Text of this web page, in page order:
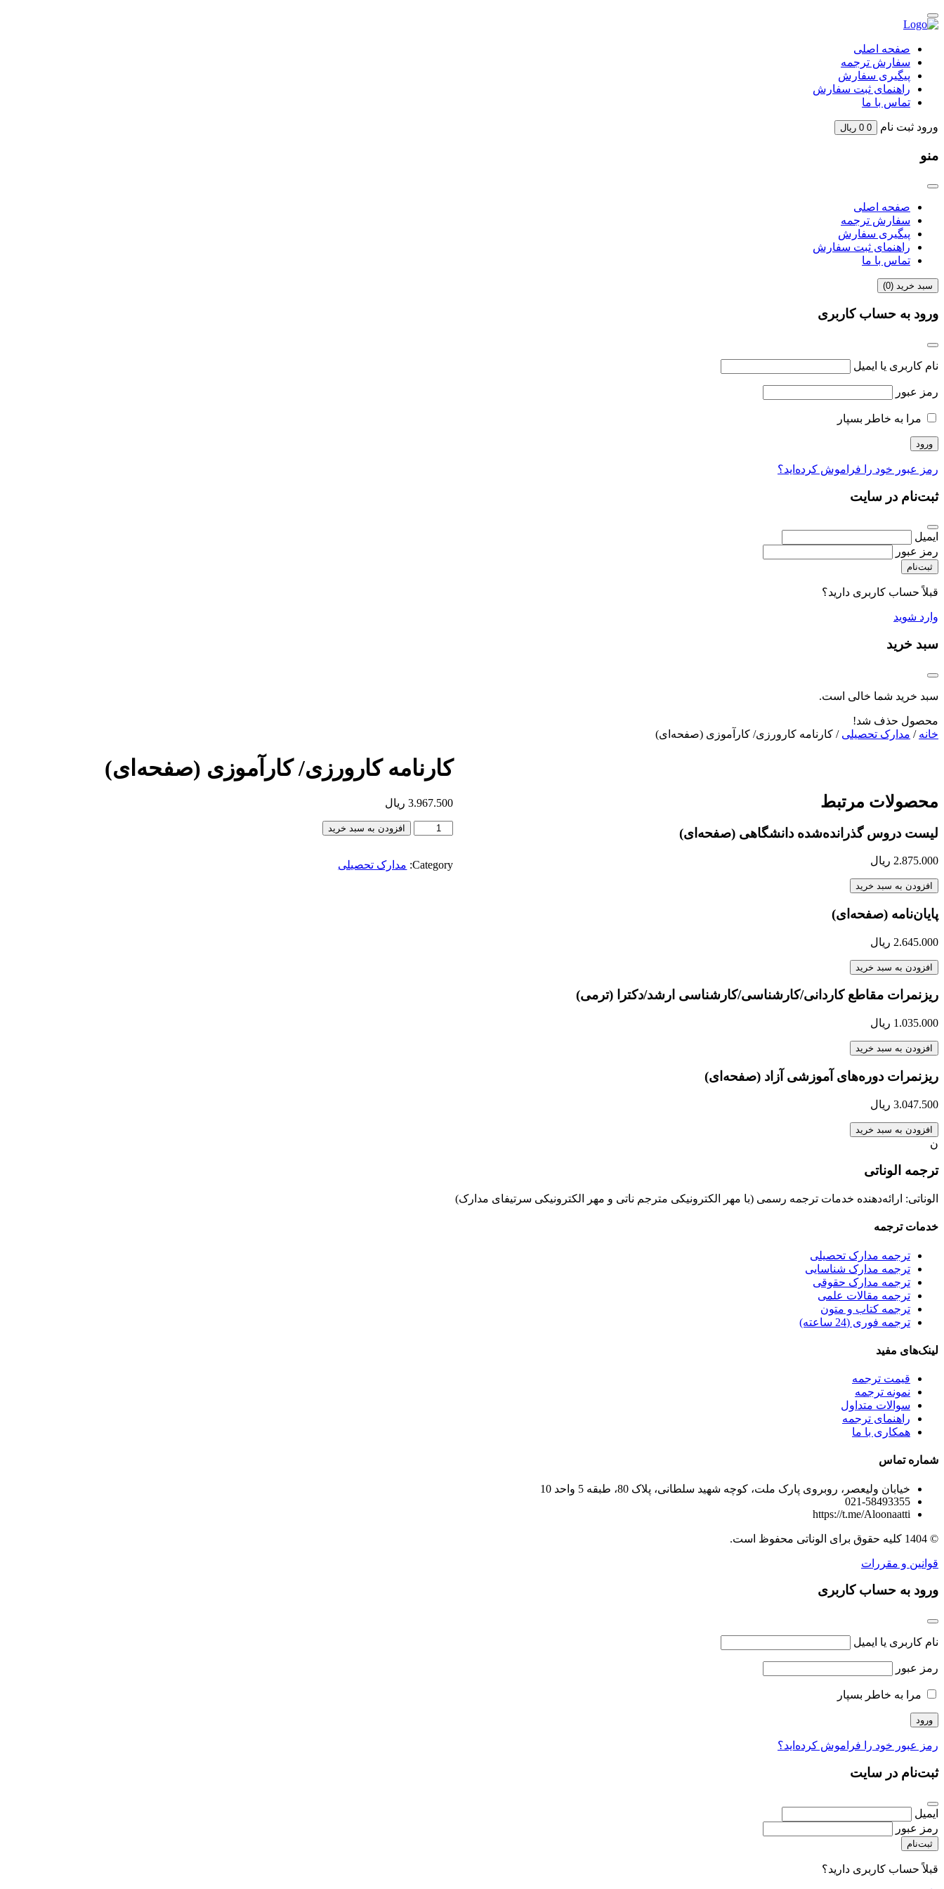
صفحه اصلی
سفارش ترجمه
پیگیری سفارش
راهنمای ثبت سفارش
تماس با ما
ورود ثبت نام 0
0 ریال
منو
صفحه اصلی
سفارش ترجمه
پیگیری سفارش
راهنمای ثبت سفارش
تماس با ما
سبد خرید (0
)
ورود به حساب کاربری
نام کاربری یا ایمیل
رمز عبور
مرا به خاطر بسپار
رمز عبور خود را فراموش کرده‌اید؟
ثبت‌نام در سایت
ایمیل
رمز عبور
ثبت‌نام
قبلاً حساب کاربری دارید؟
وارد شوید
سبد خرید
سبد خرید شما خالی است.
محصول حذف شد!
خانه / مدارک تحصیلی / کارنامه کارورزی/ کارآموزی (صفحه‌ای)
کارنامه کارورزی/ کارآموزی (صفحه‌ای)
3.967.500 ریال
افزودن به سبد خرید
Category: مدارک تحصیلی
محصولات مرتبط
لیست دروس گذرانده‌شده دانشگاهی (صفحه‌ای)
2.875.000 ریال
افزودن به سبد خرید
پایان‌نامه (صفحه‌ای)
2.645.000 ریال
افزودن به سبد خرید
ریزنمرات مقاطع کاردانی/کارشناسی/کارشناسی ارشد/دکترا (ترمی)
1.035.000 ریال
افزودن به سبد خرید
ریزنمرات دوره‌های آموزشی آزاد (صفحه‌ای)
3.047.500 ریال
افزودن به سبد خرید
ن
ترجمه الوناتی
الوناتی: ارائه‌دهنده خدمات ترجمه رسمی (با مهر الکترونیکی مترجم ناتی و مهر الکترونیکی سرتیفای مدارک)
خدمات ترجمه
ترجمه مدارک تحصیلی
ترجمه مدارک شناسایی
ترجمه مدارک حقوقی
ترجمه مقالات علمی
ترجمه کتاب و متون
ترجمه فوری (24 ساعته)
لینک‌های مفید
قیمت ترجمه
نمونه ترجمه
سوالات متداول
راهنمای ترجمه
همکاری با ما
شماره تماس
خیابان ولیعصر، روبروی پارک ملت، کوچه شهید سلطانی، پلاک 80، طبقه 5 واحد 10
021-58493355
https://t.me/Aloonaatti
© 1404 کلیه حقوق برای الوناتی محفوظ است.
قوانین و مقررات
ورود به حساب کاربری
نام کاربری یا ایمیل
رمز عبور
مرا به خاطر بسپار
رمز عبور خود را فراموش کرده‌اید؟
ثبت‌نام در سایت
ایمیل
رمز عبور
ثبت‌نام
قبلاً حساب کاربری دارید؟